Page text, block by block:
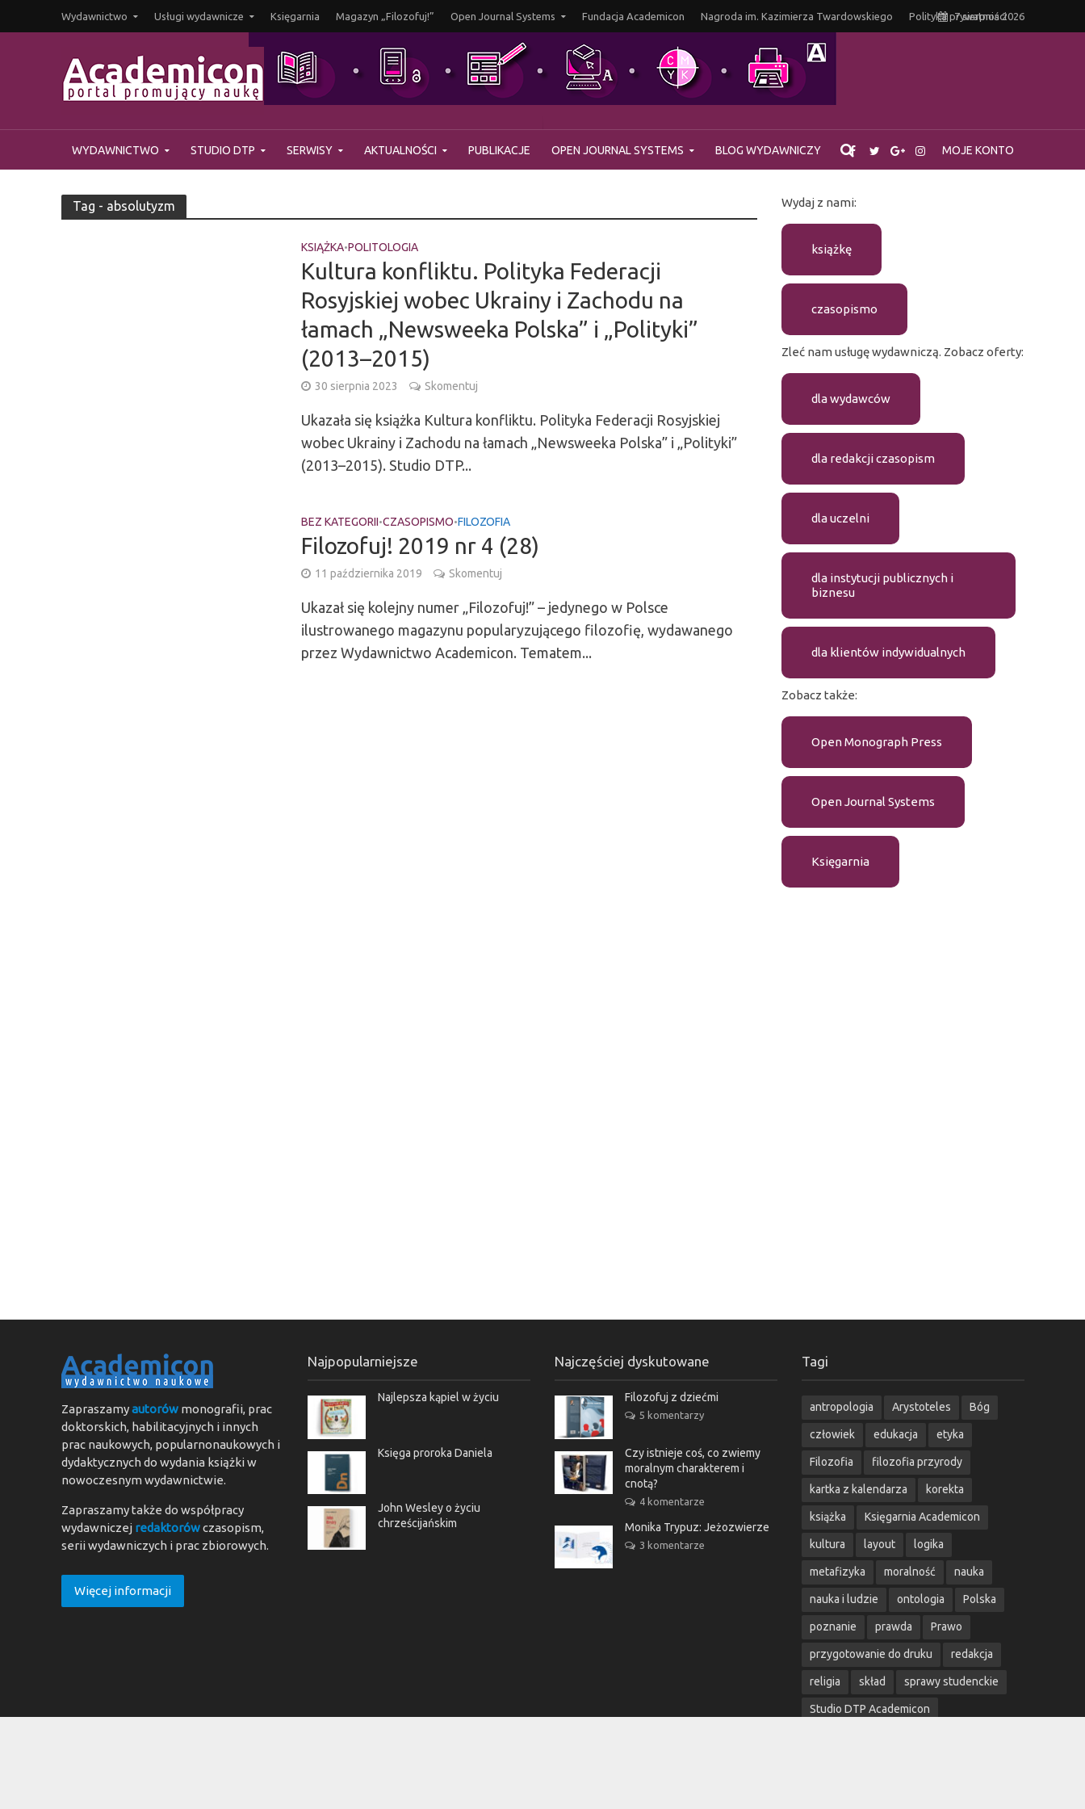
Wydawnictwo Usługi wydawnicze Księgarnia Magazyn „Filozofuj!” Open Journal Systems Fundacja Academicon Nagroda im. Kazimierza Twardowskiego Polityka prywatności
7 sierpnia 2026
WYDAWNICTWO STUDIO DTP SERWISY AKTUALNOŚCI PUBLIKACJE OPEN JOURNAL SYSTEMS BLOG WYDAWNICZY MOJE KONTO
Tag - absolutyzm
KSIĄŻKA•POLITOLOGIA
Kultura konfliktu. Polityka Federacji
Rosyjskiej wobec Ukrainy i Zachodu na
łamach „Newsweeka Polska” i „Polityki”
(2013–2015)
30 sierpnia 2023 Skomentuj
Ukazała się książka Kultura konfliktu. Polityka Federacji Rosyjskiej
wobec Ukrainy i Zachodu na łamach „Newsweeka Polska” i „Polityki”
(2013–2015). Studio DTP...
BEZ KATEGORII•CZASOPISMO•FILOZOFIA
Filozofuj! 2019 nr 4 (28)
11 października 2019 Skomentuj
Ukazał się kolejny numer „Filozofuj!” – jedynego w Polsce
ilustrowanego magazynu popularyzującego filozofię, wydawanego
przez Wydawnictwo Academicon. Tematem...
Wydaj z nami:
książkę
czasopismo
Zleć nam usługę wydawniczą. Zobacz oferty:
dla wydawców
dla redakcji czasopism
dla uczelni
dla instytucji publicznych i
biznesu
dla klientów indywidualnych
Zobacz także:
Open Monograph Press
Open Journal Systems
Księgarnia
Zapraszamyautorówmonografii, prac
doktorskich, habilitacyjnych i innych
prac naukowych, popularnonaukowych i
dydaktycznych do wydania książki w
nowoczesnym wydawnictwie.
Zapraszamy także do współpracy
wydawniczej redaktorówczasopism,
serii wydawniczych i prac zbiorowych.
Więcej informacji
Najpopularniejsze
Najlepsza kąpiel w życiu
Księga proroka Daniela
John Wesley o życiu
chrześcijańskim
Najczęściej dyskutowane
Filozofuj z dziećmi
5 komentarzy
Czy istnieje coś, co zwiemy
moralnym charakterem i
cnotą?
4 komentarze
Monika Trypuz: Jeżozwierze
3 komentarze
Tagi
antropologia Arystoteles Bóg
człowiek edukacja etyka
Filozofia filozofia przyrody
kartka z kalendarza korekta
książka Księgarnia Academicon
kultura layout logika
metafizyka moralność nauka
nauka i ludzie ontologia Polska
poznanie prawda Prawo
przygotowanie do druku redakcja
religia skład sprawy studenckie
Studio DTP Academicon